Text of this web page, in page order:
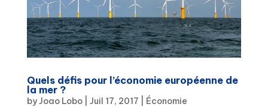
Quels défis pour l’économie européenne de
la mer ?
byJoao Lobo| Juil 17, 2017 Économie